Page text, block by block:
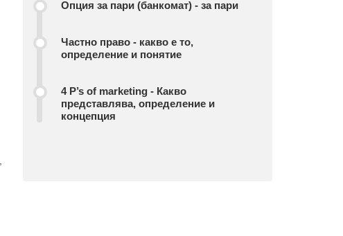
Опция за пари (банкомат) - за пари
Частно право - какво е то,
определение и понятие
4 P’s of marketing - Какво
представлява, определение и
концепция